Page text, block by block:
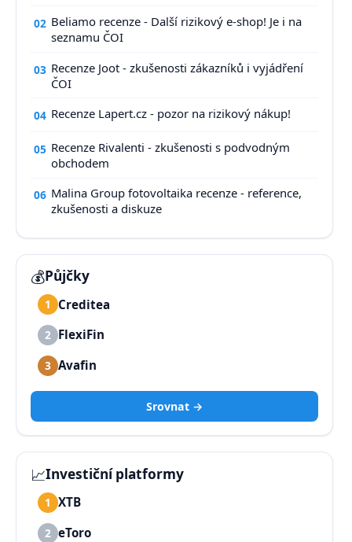
02 Beliamo recenze - Další rizikový e-shop! Je i na
seznamu ČOI
03 Recenze Joot - zkušenosti zákazníků i vyjádření
ČOI
04 Recenze Lapert.cz - pozor na rizikový nákup!
05 Recenze Rivalenti - zkušenosti s podvodným
obchodem
06 Malina Group fotovoltaika recenze - reference,
zkušenosti a diskuze
💰Půjčky
1 Creditea
2 FlexiFin
3 Avafin
Srovnat →
📈Investiční platformy
1 XTB
2 eToro